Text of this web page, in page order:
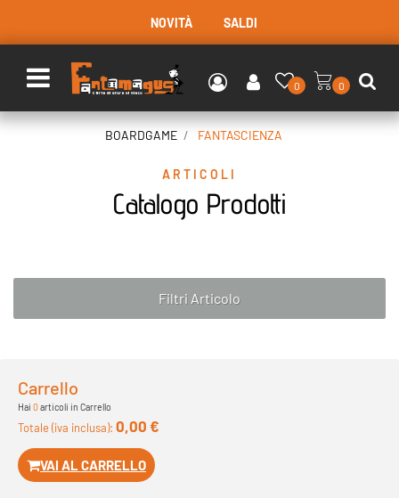
NOVITÀ SALDI
Open menu
0 0
BOARDGAME FANTASCIENZA
ARTICOLI
Catalogo Prodotti
Filtri Articolo
Carrello
Hai 0articoli in Carrello
Totale (iva inclusa): 0,00 €
VAI AL CARRELLO